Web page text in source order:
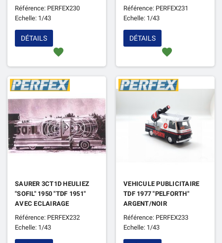
LED
Référence: PERFEX230
Echelle: 1/43
favorite
DÉTAILS
Référence: PERFEX231
Echelle: 1/43
favorite
DÉTAILS
SAURER 3CT1D HEULIEZ
"SOFIL" 1950 "TDF 1951"
AVEC ECLAIRAGE
INTERIEUR LED
Référence: PERFEX232
Echelle: 1/43
VEHICULE PUBLICITAIRE
TDF 1977 "PELFORTH"
ARGENT/NOIR
Référence: PERFEX233
Echelle: 1/43